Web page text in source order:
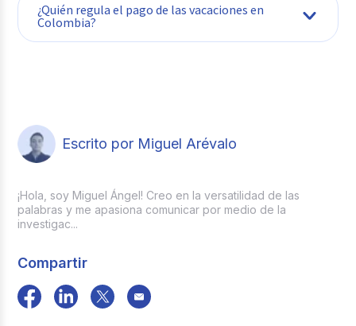
¿Quién regula el pago de las vacaciones en
Colombia?
Escrito por Miguel Arévalo
¡Hola, soy Miguel Ángel! Creo en la versatilidad de las
palabras y me apasiona comunicar por medio de la
investigac...
Compartir